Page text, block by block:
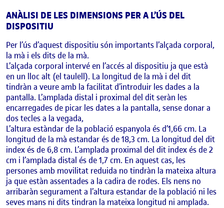
ANÀLISI DE LES DIMENSIONS PER A L’ÚS DEL
DISPOSITIU
Per l’ús d’aquest dispositiu són importants l’alçada corporal,
la mà i els dits de la mà.
L’alçada corporal intervé en l’accés al dispositiu ja que està
en un lloc alt (el taulell). La longitud de la mà i del dit
tindràn a veure amb la facilitat d’introduir les dades a la
pantalla. L’amplada distal i proximal del dit seràn les
encarregades de picar les dates a la pantalla, sense donar a
dos tecles a la vegada,
L’altura estàndar de la població espanyola és d’1,66 cm. La
longitud de la mà estandar és de 18,3 cm. La longitud del dit
index és de 6,8 cm. L’amplada proximal del dit index és de 2
cm i l’amplada distal és de 1,7 cm. En aquest cas, les
persones amb movilitat reduida no tindràn la mateixa altura
ja que estàn assentades a la cadira de rodes. Els nens no
arribaràn segurament a l’altura estandar de la població ni les
seves mans ni dits tindran la mateixa longitud ni amplada.